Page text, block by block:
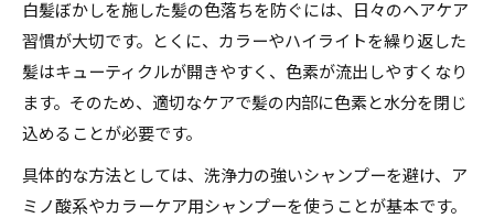
白髪ぼかしを施した髪の色落ちを防ぐには、日々のヘアケア
習慣が大切です。とくに、カラーやハイライトを繰り返した
髪はキューティクルが開きやすく、色素が流出しやすくなり
ます。そのため、適切なケアで髪の内部に色素と水分を閉じ
込めることが必要です。
具体的な方法としては、洗浄力の強いシャンプーを避け、ア
ミノ酸系やカラーケア用シャンプーを使うことが基本です。